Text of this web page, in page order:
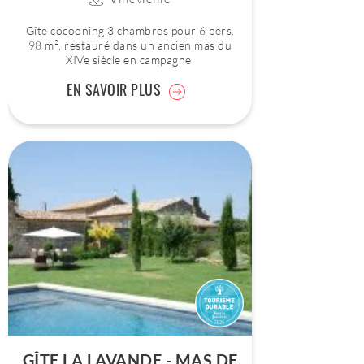
Gîte cocooning 3 chambres pour 6 pers.
98 m², restauré dans un ancien mas du
XIVe siècle en campagne.
EN SAVOIR PLUS
GÎTE LA LAVANDE - MAS DE